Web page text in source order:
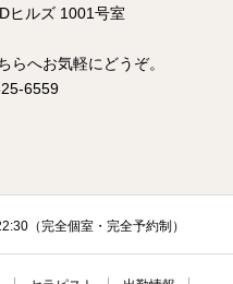
ヒルズ 1001号室
らへお気軽にどうぞ。
6559
（完全個室・完全予約制）